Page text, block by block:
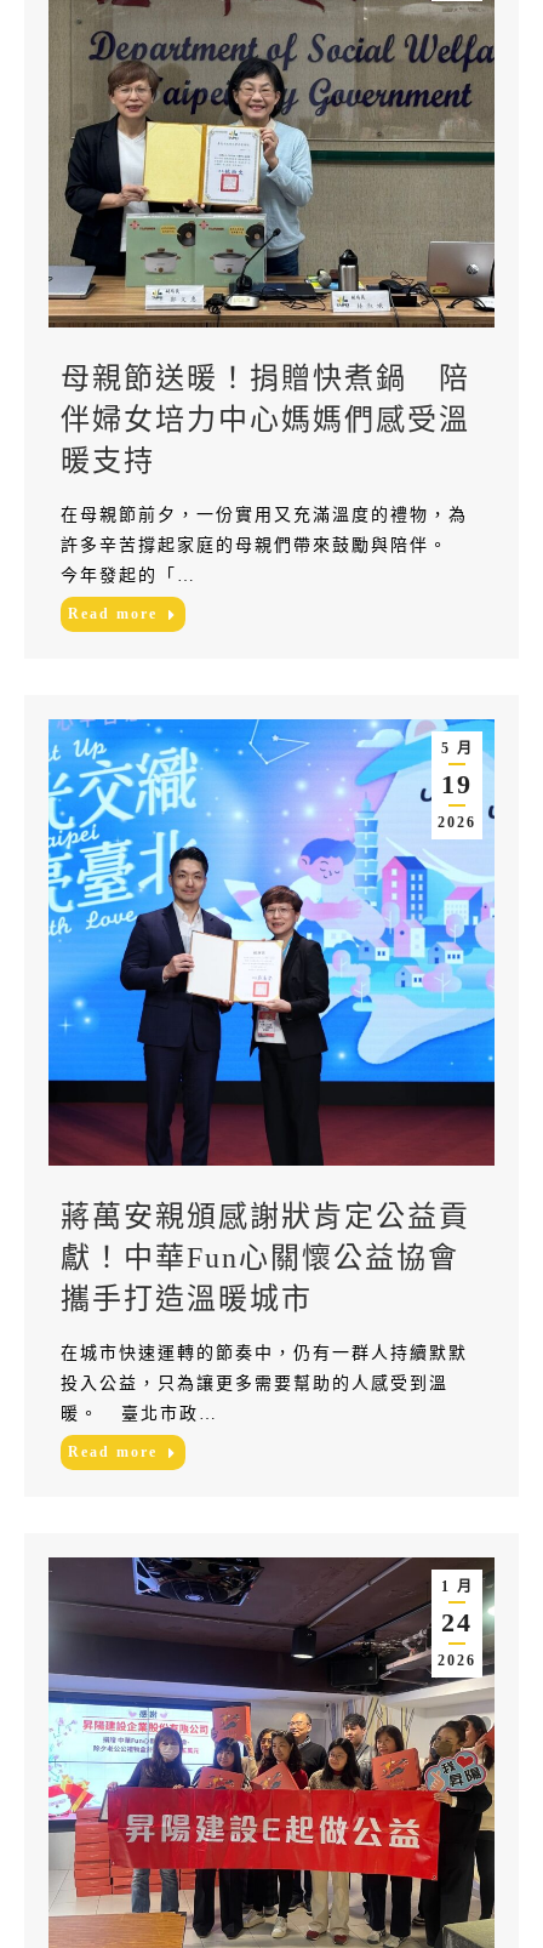
母親節送暖！捐贈快煮鍋 陪
伴婦女培力中心媽媽們感受溫
暖支持
在母親節前夕，一份實用又充滿溫度的禮物，為
許多辛苦撐起家庭的母親們帶來鼓勵與陪伴。
今年發起的「…
Read more
5 月
19
2026
蔣萬安親頒感謝狀肯定公益貢
獻！中華Fun心關懷公益協會
攜手打造溫暖城市
在城市快速運轉的節奏中，仍有一群人持續默默
投入公益，只為讓更多需要幫助的人感受到溫
暖。 臺北市政…
Read more
1 月
24
2026